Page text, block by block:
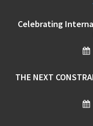
Celebrating
THE NEXT